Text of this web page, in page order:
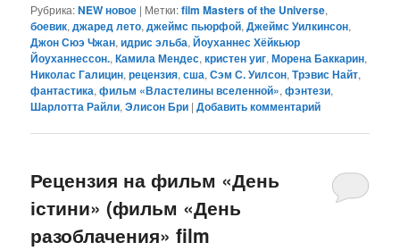
Рубрика:NEW новое | Метки:film Masters of the Universe,
боевик,джаред лето,джеймс пьюрфой,Джеймс Уилкинсон,
Джон Сюэ Чжан,идрис эльба,Йоуханнес Хёйкьюр
Йоуханнессон.,Камила Мендес,кристен уиг,Морена Баккарин,
Николас Галицин,рецензия,сша,Сэм С. Уилсон,Трэвис Найт,
фантастика,фильм «Властелины вселенной»,фэнтези,
Шарлотта Райли,Элисон Бри |Добавить комментарий
Рецензия на фильм «День
істини» (фильм «День
разоблачения» film